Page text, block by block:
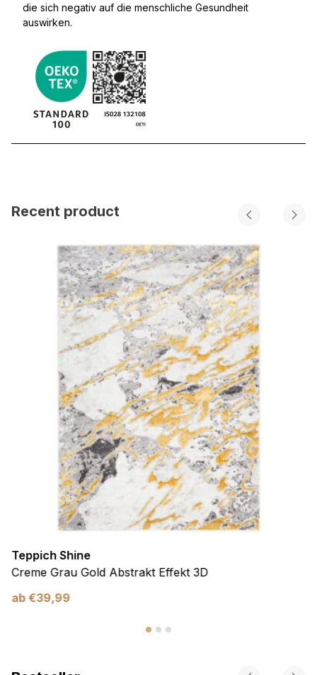
die sich negativ auf die menschliche Gesundheit
auswirken.
Recent product
Teppich Shine
Creme Grau Gold Abstrakt Effekt 3D
ab €39,99